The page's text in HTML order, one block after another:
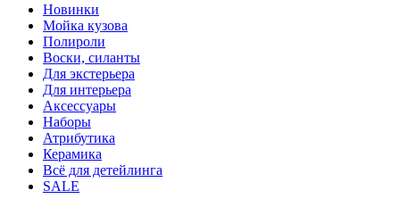
Новинки
Мойка кузова
Полироли
Воски, силанты
Для экстерьера
Для интерьера
Аксессуары
Наборы
Атрибутика
Керамика
Всё для детейлинга
SALE